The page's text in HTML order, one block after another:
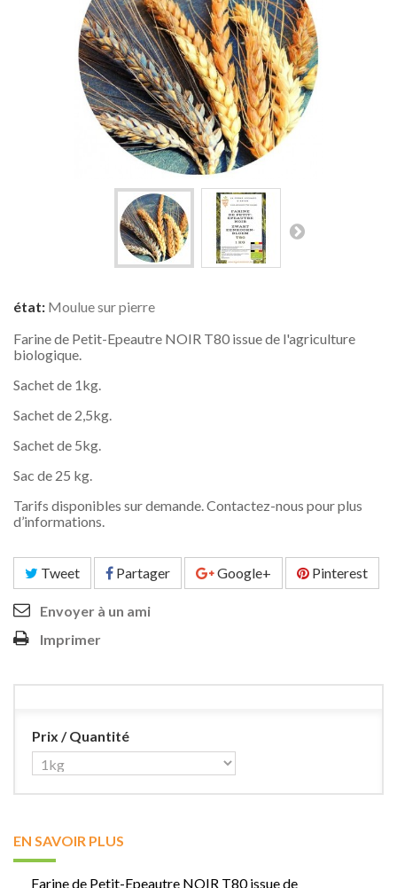
état: Moulue sur pierre
Farine de Petit-Epeautre NOIR T80 issue de l'agriculture
biologique.
Sachet de 1kg.
Sachet de 2,5kg.
Sachet de 5kg.
Sac de 25 kg.
Tarifs disponibles sur demande. Contactez-nous pour plus
d’informations.
Tweet Partager Google+ Pinterest
Envoyer à un ami
Imprimer
Prix / Quantité
EN SAVOIR PLUS
Farine de Petit-Epeautre NOIR T80 issue de